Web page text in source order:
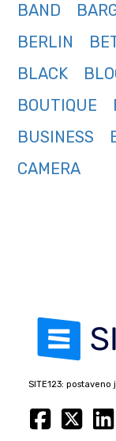
BAND
BERLIN
BLACK
BOUTIQUE
BUSINESS
CAMERA
SITE123: